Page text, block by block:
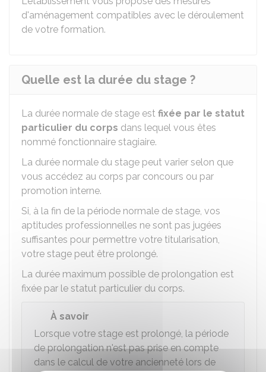
d'aménagement compatibles avec le déroulement
de votre formation.
Quelle est la durée du stage ?
La durée normale de stage est fixée par le statut
particulier du corps dans lequel vous êtes
nommé fonctionnaire stagiaire.
La durée normale du stage peut varier selon que
vous accédez au corps par concours ou par
promotion interne.
Si, à la fin de la période normale de stage, vos
aptitudes professionnelles ne sont pas jugées
suffisantes pour permettre votre titularisation,
votre stage peut être prolongé.
La durée maximum possible de prolongation est
fixée par le statut particulier du corps.
À savoir
Lorsque votre stage est prolongé, la période
de prolongation n'est pas prise en compte
dans le calcul de votre ancienneté lors de